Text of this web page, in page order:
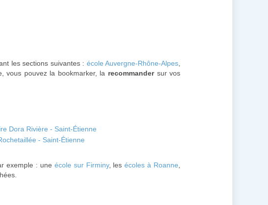
les sections suivantes : école Auvergne-Rhône-Alpes
vous pouvez la bookmarker, la recommandersur vos
Dora Rivière - Saint-Étienne
- Saint-Étienne
exemple : une école sur Firminy, lesécoles à Roanne